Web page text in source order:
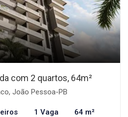
com 2 quartos, 64m²
João Pessoa-PB
1 Vaga 64 m²